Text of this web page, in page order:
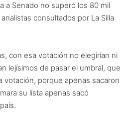
a Senado no superó los 80 mil
consultados por La Silla
con esa votación no elegirían ni
lejísimos de pasar el umbral, que
votación, porque apenas sacaron
su lista apenas sacó